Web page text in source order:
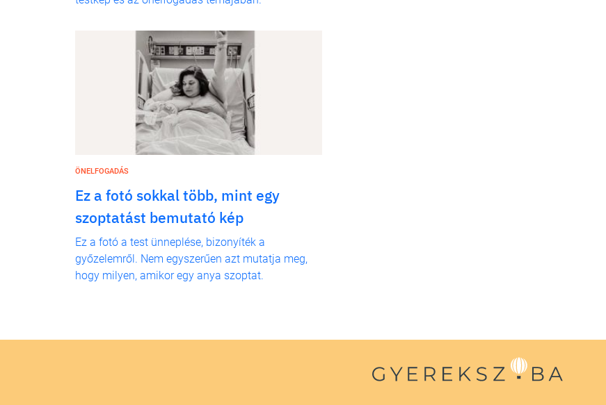
ÖNELFOGADÁS
Ez a fotó sokkal több, mint egy
szoptatást bemutató kép
Ez a fotó a test ünneplése, bizonyíték a
győzelemről. Nem egyszerűen azt mutatja meg,
hogy milyen, amikor egy anya szoptat.